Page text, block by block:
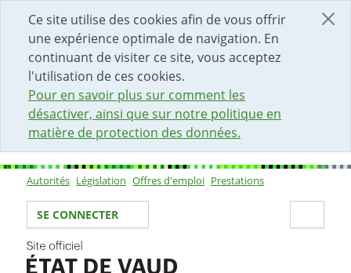
Ce site utilise des cookies afin de vous offrir
une expérience optimale de navigation. En
continuant de visiter ce site, vous acceptez
l'utilisation de ces cookies.
Pour en savoir plus sur comment les
désactiver, ainsi que sur notre politique en
matière de protection des données.
DÉBUT DU CONTENU DE LA PAGE
ACCÈS AU CHAMP DE RECHERCHE
PAGE D'ACCUEIL
FORMULAIRE DE CONTACT
Sous-navigation
Autorités Législation Offres d'emploi Prestations
Votre identité
SE CONNECTER